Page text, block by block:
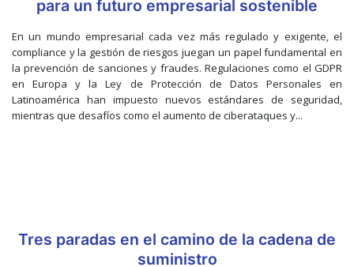
para un futuro empresarial sostenible
En un mundo empresarial cada vez más regulado y exigente, el
compliance y la gestión de riesgos juegan un papel fundamental en
la prevención de sanciones y fraudes. Regulaciones como el GDPR
en Europa y la Ley de Protección de Datos Personales en
Latinoamérica han impuesto nuevos estándares de seguridad,
mientras que desafíos como el aumento de ciberataques y...
Tres paradas en el camino de la cadena de
suministro